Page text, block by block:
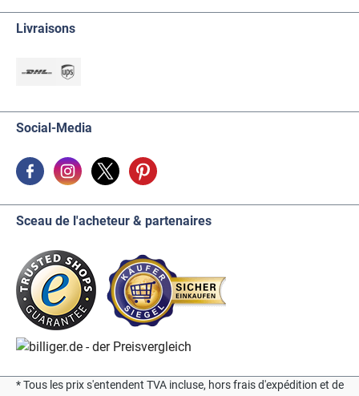
Livraisons
Social-Media
Sceau de l'acheteur & partenaires
* Tous les prix s'entendent TVA incluse, hors frais d'expédition et de